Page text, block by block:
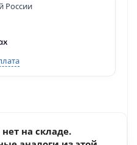
России
на складе.